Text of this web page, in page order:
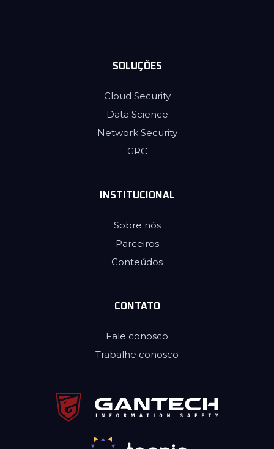
SOLUÇÕES
Cloud Security
Data Science
Network Security
GRC
INSTITUCIONAL
Sobre nós
Parceiros
Conteúdos
CONTATO
Fale conosco
Trabalhe conosco